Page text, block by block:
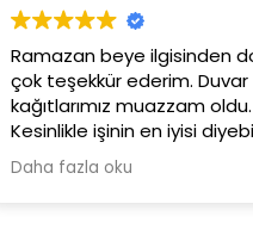
beye ilgisinden
teşekkür ederim. Duvar
muazzam oldu.
işinin en iyisi
tavsiye ediyorum.
fazla oku